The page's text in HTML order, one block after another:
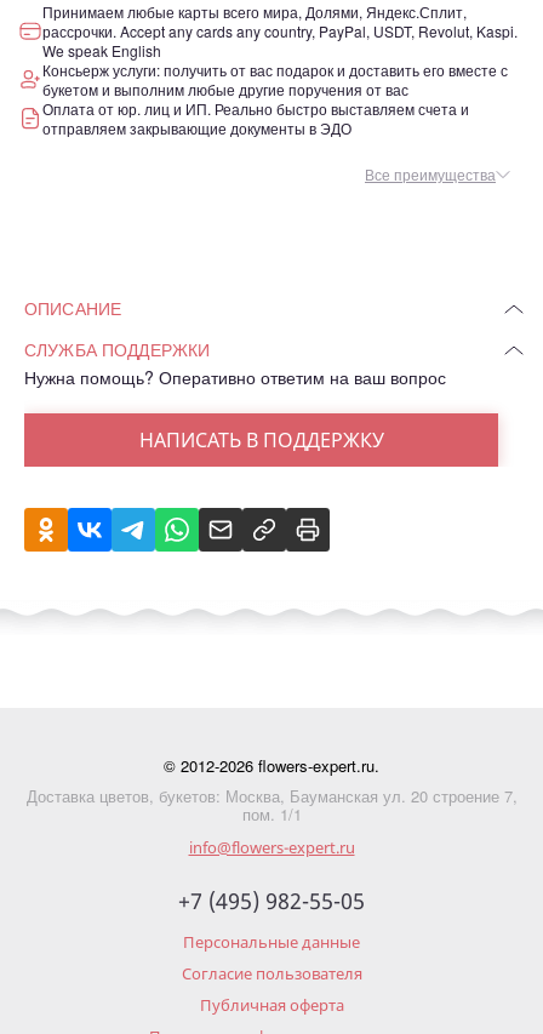
Принимаем любые карты всего мира, Долями, Яндекс.Сплит,
рассрочки. Accept any cards any country, PayPal, USDT, Revolut, Kaspi.
We speak English
Консьерж услуги: получить от вас подарок и доставить его вместе с
букетом и выполним любые другие поручения от вас
Оплата от юр. лиц и ИП. Реально быстро выставляем счета и
отправляем закрывающие документы в ЭДО
Все преимущества
ОПИСАНИЕ
СЛУЖБА ПОДДЕРЖКИ
Нужна помощь? Оперативно ответим на ваш вопрос
НАПИСАТЬ В ПОДДЕРЖКУ
© 2012-2026 flowers-expert.ru.
Доставка цветов, букетов: Москва, Бауманская ул. 20 строение 7,
пом. 1/1
info@flowers-expert.ru
+7 (495) 982-55-05
Персональные данные
Согласие пользователя
Публичная оферта